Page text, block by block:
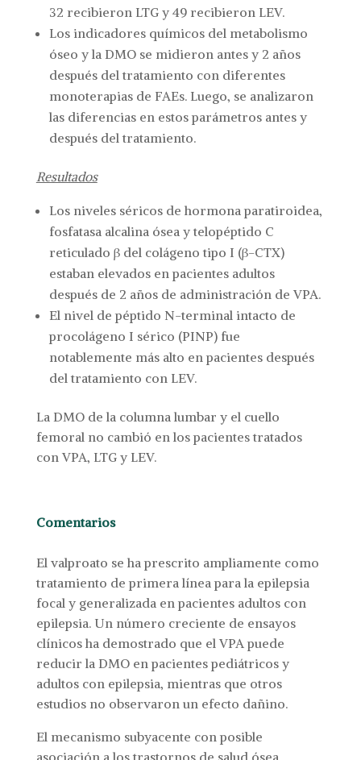
32 recibieron LTG y 49 recibieron LEV.
Los indicadores químicos del metabolismo
óseo y la DMO se midieron antes y 2 años
después del tratamiento con diferentes
monoterapias de FAEs. Luego, se analizaron
las diferencias en estos parámetros antes y
después del tratamiento.
Resultados
Los niveles séricos de hormona paratiroidea,
fosfatasa alcalina ósea y telopéptido C
reticulado β del colágeno tipo I (β-CTX)
estaban elevados en pacientes adultos
después de 2 años de administración de VPA.
El nivel de péptido N-terminal intacto de
procolágeno I sérico (PINP) fue
notablemente más alto en pacientes después
del tratamiento con LEV.
La DMO de la columna lumbar y el cuello
femoral no cambió en los pacientes tratados
con VPA, LTG y LEV.
Comentarios
El valproato se ha prescrito ampliamente como
tratamiento de primera línea para la epilepsia
focal y generalizada en pacientes adultos con
epilepsia. Un número creciente de ensayos
clínicos ha demostrado que el VPA puede
reducir la DMO en pacientes pediátricos y
adultos con epilepsia, mientras que otros
estudios no observaron un efecto dañino.
El mecanismo subyacente con posible
asociación a los trastornos de salud ósea